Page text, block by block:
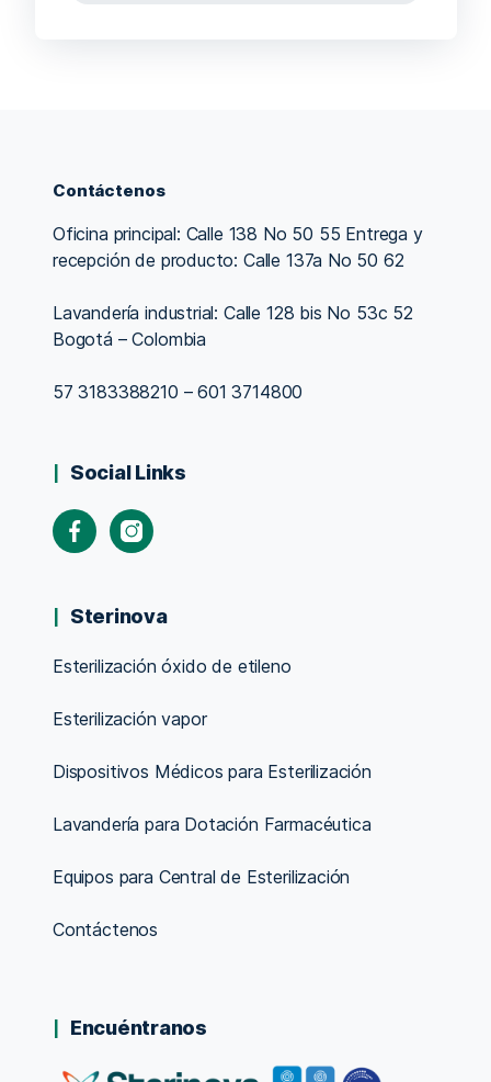
Contáctenos
Oficina principal: Calle 138 No 50 55 Entrega y
recepción de producto: Calle 137a No 50 62
Lavandería industrial: Calle 128 bis No 53c 52
Bogotá – Colombia
57 3183388210 – 601 3714800
Social Links
Sterinova
Esterilización óxido de etileno
Esterilización vapor
Dispositivos Médicos para Esterilización
Lavandería para Dotación Farmacéutica
Equipos para Central de Esterilización
Contáctenos
Encuéntranos